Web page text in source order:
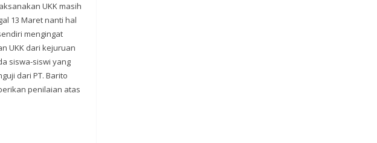
UKK masih
13 Maret nanti hal
mengingat
UKK dari kejuruan
siswa-siswi yang
dari PT. Barito
penilaian atas